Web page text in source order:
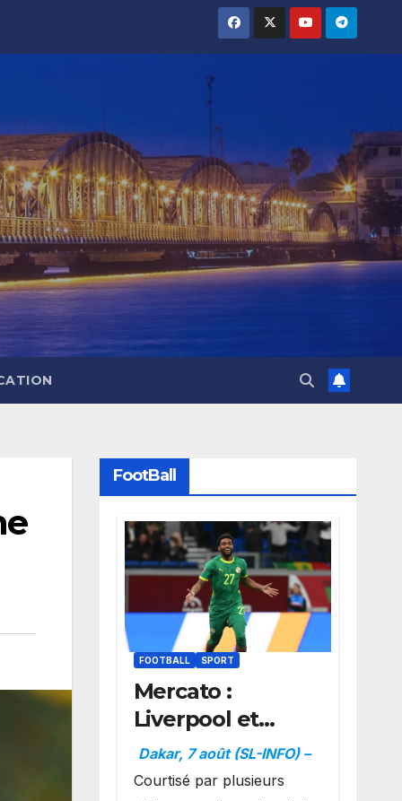
FootBall
FOOTBALL SPORT
Mercato :
Liverpool et
Dortmund se
positionnent en
Dakar, 7 août (SL-INFO) –
Courtisé par plusieurs